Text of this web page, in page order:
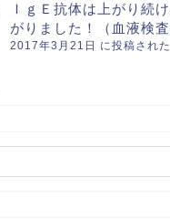
ＩｇＥ抗体は上がり続
がりました！（血液検査
2017年3月21日 に投稿された